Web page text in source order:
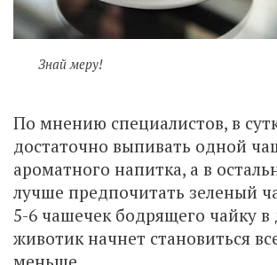
Знай меру!
По мнению специалистов, в
достаточно выпивать одной
ароматного напитка, а в
лучше предпочитать зеленый
5-6 чашечек бодрящего чайку
животик начнет становиться